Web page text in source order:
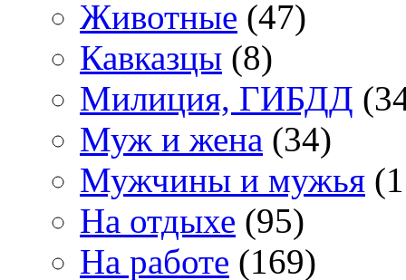
Животные (47)
Кавказцы (8)
Милиция, ГИБДД
Муж и жена (34)
Мужчины и мужья
На отдыхе (95)
На работе (169)